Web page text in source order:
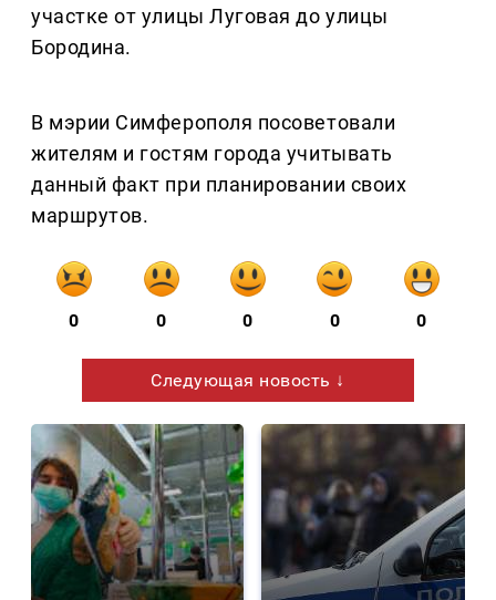
участке от улицы Луговая до улицы
Бородина.
В мэрии Симферополя посоветовали
жителям и гостям города учитывать
данный факт при планировании своих
маршрутов.
0 0 0 0 0
Следующая новость ↓